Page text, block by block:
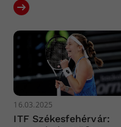
16.03.2025
ITF Székesfehérvár: